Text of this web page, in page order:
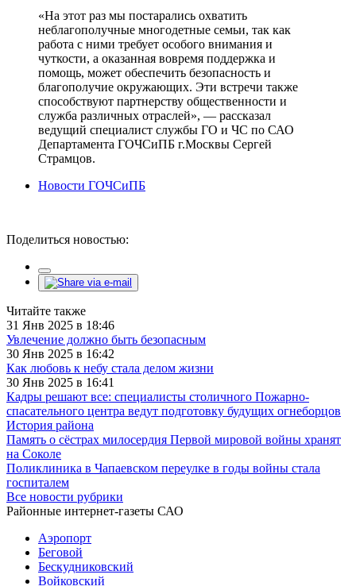
«На этот раз мы постарались охватить
неблагополучные многодетные семьи, так как
работа с ними требует особого внимания и
чуткости, а оказанная вовремя поддержка и
помощь, может обеспечить безопасность и
благополучие окружающих. Эти встречи также
способствуют партнерству общественности и
служба различных отраслей», — рассказал
ведущий специалист службы ГО и ЧС по САО
Департамента ГОЧСиПБ г.Москвы Сергей
Страмцов.
Новости ГОЧСиПБ
Поделиться новостью:
Читайте также
31 Янв 2025 в 18:46
Увлечение должно быть безопасным
30 Янв 2025 в 16:42
Как любовь к небу стала делом жизни
30 Янв 2025 в 16:41
Кадры решают все: специалисты столичного Пожарно-
спасательного центра ведут подготовку будущих огнеборцов
История района
Память о сёстрах милосердия Первой мировой войны хранят
на Соколе
Поликлиника в Чапаевском переулке в годы войны стала
госпиталем
Все новости рубрики
Районные интернет-газеты САО
Аэропорт
Беговой
Бескудниковский
Войковский